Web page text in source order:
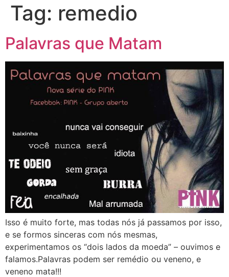
Tag: remedio
Palavras que Matam
Isso é muito forte, mas todas nós já passamos por isso,
e se formos sinceras com nós mesmas,
experimentamos os “dois lados da moeda” – ouvimos e
falamos.Palavras podem ser remédio ou veneno, e
veneno mata!!!